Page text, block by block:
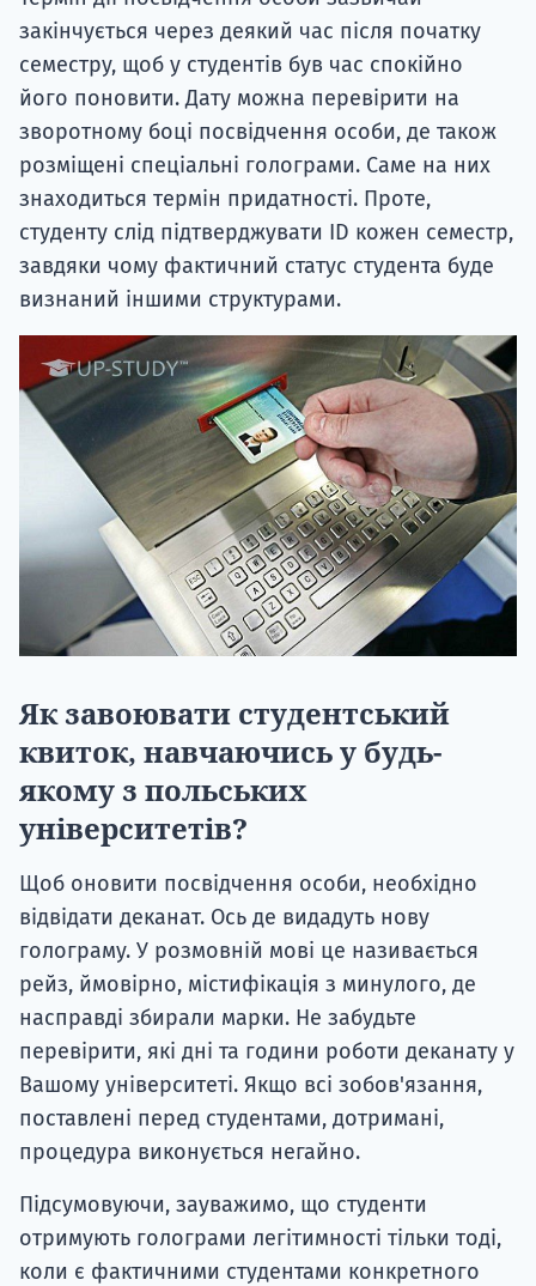
закінчується через деякий час після початку
семестру, щоб у студентів був час спокійно
його поновити. Дату можна перевірити на
зворотному боці посвідчення особи, де також
розміщені спеціальні голограми. Саме на них
знаходиться термін придатності. Проте,
студенту слід підтверджувати ID кожен семестр,
завдяки чому фактичний статус студента буде
визнаний іншими структурами.
Як завоювати студентський
квиток, навчаючись у будь-
якому з польських
університетів?
Щоб оновити посвідчення особи, необхідно
відвідати деканат. Ось де видадуть нову
голограму. У розмовній мові це називається
рейз, ймовірно, містифікація з минулого, де
насправді збирали марки. Не забудьте
перевірити, які дні та години роботи деканату у
Вашому університеті. Якщо всі зобов'язання,
поставлені перед студентами, дотримані,
процедура виконується негайно.
Підсумовуючи, зауважимо, що студенти
отримують голограми легітимності тільки тоді,
коли є фактичними студентами конкретного